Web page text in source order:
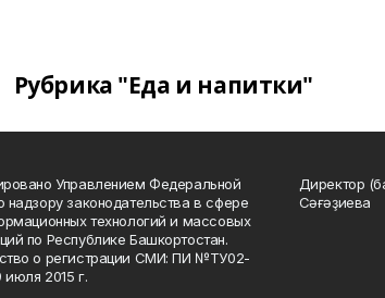
Рубрика "Еда и напитки"
Управлением Федеральной
надзору законодательства в сфере
технологий и массовых
по Республике Башкортостан.
о регистрации СМИ: ПИ №ТУ02-
июля 2015 г.
Директор
Сәғәҙиева